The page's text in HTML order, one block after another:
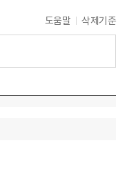
도움말 삭제기준